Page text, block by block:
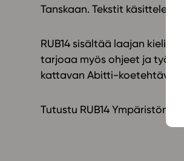
Tanskaan. Tekstit
RUB14 sisältää laajan
tarjoaa myös ohjeet ja
kattavan Abitti-
Tutustu RUB14